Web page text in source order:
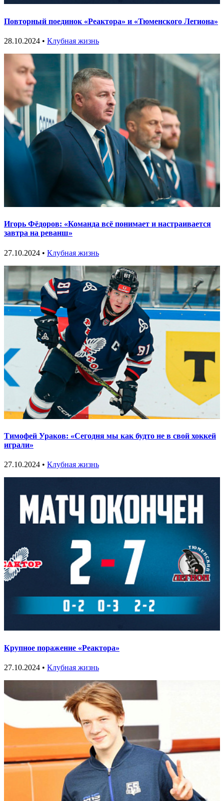
Повторный поединок «Реактора» и «Тюменского Легиона»
28.10.2024 • Клубная жизнь
Игорь Фёдоров: «Команда всё понимает и настраивается
завтра на реванш»
27.10.2024 • Клубная жизнь
Тимофей Ураков: «Сегодня мы как будто не в свой хоккей
играли»
27.10.2024 • Клубная жизнь
Крупное поражение «Реактора»
27.10.2024 • Клубная жизнь